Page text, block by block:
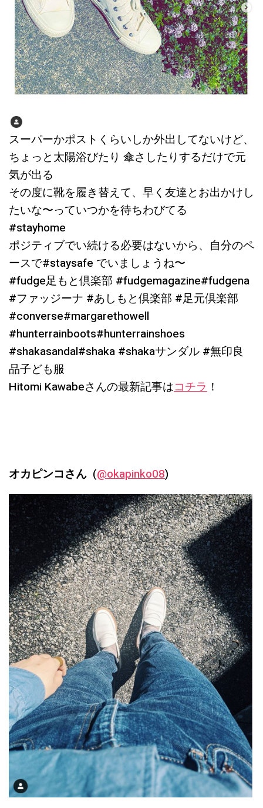
スーパーかポストくらいしか外出してないけど、
ちょっと太陽浴びたり 傘さしたりするだけで元
気が出る
その度に靴を履き替えて、早く友達とお出かけし
たいな〜っていつかを待ちわびてる
#stayhome
ポジティブでい続ける必要はないから、自分のペ
ースで#staysafe でいましょうね〜
#fudge足もと倶楽部 #fudgemagazine#fudgena
#ファッジーナ #あしもと倶楽部 #足元倶楽部
#converse#margarethowell
#hunterrainboots#hunterrainshoes
#shakasandal#shaka #shakaサンダル #無印良
品子ども服
Hitomi Kawabeさんの最新記事はコチラ！
オカピンコさん (@okapinko08)